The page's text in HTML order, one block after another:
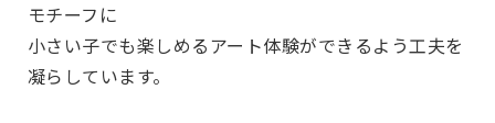
モチーフに
小さい子でも楽しめるアート体験ができるよう工夫を
凝らしています。